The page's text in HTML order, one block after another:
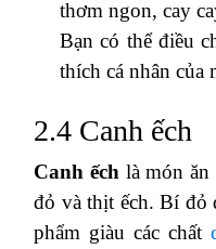
thơm ngon, cay
Bạn có thể điều
thích cá nhân của
2.4 Canh ếch
Canh ếch là món
đỏ và thịt ếch. Bí đỏ
phẩm giàu các chất